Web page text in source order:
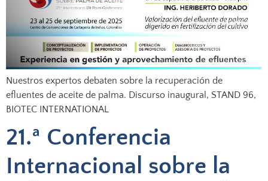
Nuestros expertos debaten sobre la recuperación de
efluentes de aceite de palma. Discurso inaugural, STAND 96,
BIOTEC INTERNATIONAL
21.ª Conferencia
Internacional sobre la